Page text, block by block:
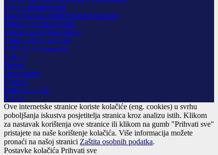
Izjava o pristupačnosti
Savjetovanja sa zainteresiranom javnošću
Natječaji za zapošljavanje
Najčešće postavljena pitanja
Zaštita osobnih podataka
COVID-19 informacije
Linkovi
Planovi
Javna nabava
Ugovori
Postupci u tijeku
Arhiva
Ove internetske stranice koriste kolačiće (eng. cookies) u svrhu
poboljšanja iskustva posjetitelja stranica kroz analizu istih. Klikom
za nastavak korištenja ove stranice ili klikom na gumb "Prihvati sve"
pristajete na naše korištenje kolačića. Više informacija možete
pronaći na našoj stranici Zaštita osobnih podatka.
Postavke kolačića Prihvati sve